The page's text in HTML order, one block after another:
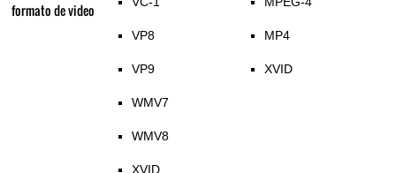
formato de video
VP8
VP9
WMV7
WMV8
XVID
MP4
XVID